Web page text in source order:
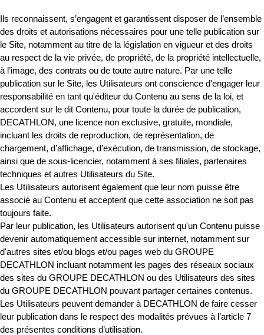
Ils reconnaissent, s’engagent et garantissent disposer de l’ensemble
des droits et autorisations nécessaires pour une telle publication sur
le Site, notamment au titre de la législation en vigueur et des droits
au respect de la vie privée, de propriété, de la propriété intellectuelle,
à l’image, des contrats ou de toute autre nature. Par une telle
publication sur le Site, les Utilisateurs ont conscience d'engager leur
responsabilité en tant qu'éditeur du Contenu au sens de la loi, et
accordent sur le dit Contenu, pour toute la durée de publication,
DECATHLON, une licence non exclusive, gratuite, mondiale,
incluant les droits de reproduction, de représentation, de
chargement, d’affichage, d’exécution, de transmission, de stockage,
ainsi que de sous-licencier, notamment à ses filiales, partenaires
techniques et autres Utilisateurs du Site.
Les Utilisateurs autorisent également que leur nom puisse être
associé au Contenu et acceptent que cette association ne soit pas
toujours faite.
Par leur publication, les Utilisateurs autorisent qu'un Contenu puisse
devenir automatiquement accessible sur internet, notamment sur
d'autres sites et/ou blogs et/ou pages web du GROUPE
DECATHLON incluant notamment les pages des réseaux sociaux
des sites du GROUPE DECATHLON ou des Utilisateurs des sites
du GROUPE DECATHLON pouvant partager certaines contenus.
Les Utilisateurs peuvent demander à DECATHLON de faire cesser
leur publication dans le respect des modalités prévues à l’article 7
des présentes conditions d’utilisation.